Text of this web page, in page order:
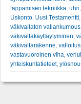
tappamisen tekniikka, uhri,
Uskonto, Uusi Testamentti,
väkivallaton vallankumous
väkivaltakäyttäytyminen,
väkivaltarakenne,
vastavuoroinen viha,
yhteiskuntatieteet,